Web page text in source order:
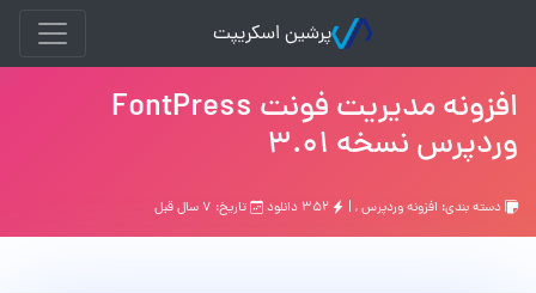
پرشین اسکریپت
افزونه مدیریت فونت FontPress
وردپرس نسخه 3.01
دسته بندی: افزونه وردپرس, | ۳۵۲ دانلود تاریخ: ۷ سال قبل